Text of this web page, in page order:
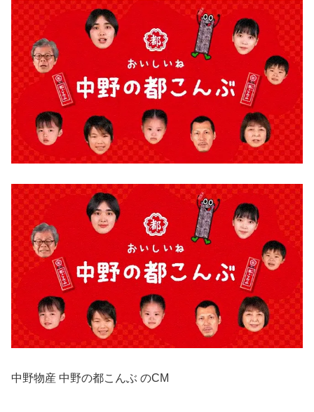
中野物産 中野の都こんぶ のCM